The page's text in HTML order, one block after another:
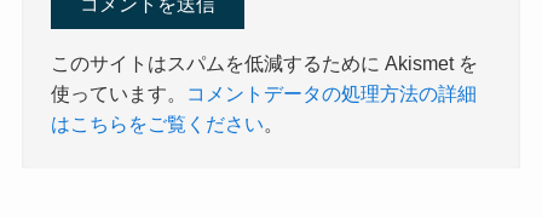
このサイトはスパムを低減するために Akismet を
使っています。
コメントデータの処理方法の詳細
はこちらをご覧ください。